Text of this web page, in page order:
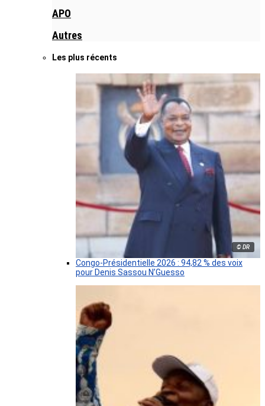
APO
Autres
Les plus récents
© DR
Congo-Présidentielle 2026 : 94,82 % des voix
pour Denis Sassou N’Guesso